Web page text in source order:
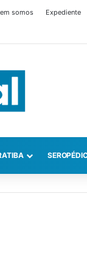
somos Expediente